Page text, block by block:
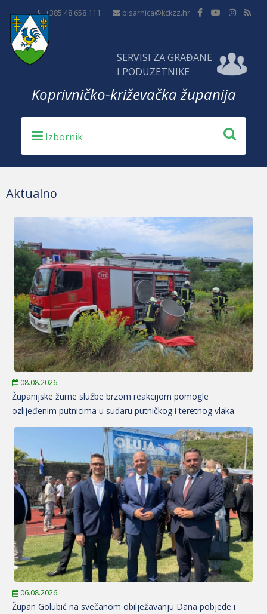
+385 48 658 111 pisarnica@kckzz.hr
SERVISI ZA GRAĐANE
I PODUZETNIKE
Koprivničko-križevačka županija
Aktualno
08.08.2026.
Županijske žurne službe brzom reakcijom pomogle
ozlijeđenim putnicima u sudaru putničkog i teretnog vlaka
06.08.2026.
Župan Golubić na svečanom obilježavanju Dana pobjede i